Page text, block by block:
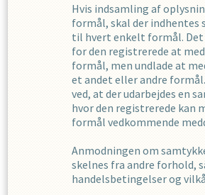
Hvis indsamling af
formål, skal der
til hvert enkelt formål.
for den registrerede at
formål, men undlade at
et andet eller andre
ved, at der udarbejdes en
hvor den registrerede kan
formål vedkommende
Anmodningen om
skelnes fra andre forhold,
handelsbetingelser og